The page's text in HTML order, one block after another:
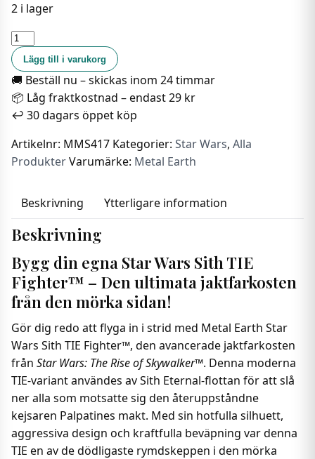
2 i lager
Metal
Earth
Star
Wars:
Sith
Tie
Fighter
-
Skywalker
Lägg till i varukorg
🚚 Beställ nu – skickas inom 24 timmar
📦 Låg fraktkostnad – endast 29 kr
↩️ 30 dagars öppet köp
Artikelnr: MMS417 Kategorier: Star Wars, Alla
ProdukterVarumärke: Metal Earth
Beskrivning Ytterligare information
Beskrivning
Bygg din egna Star Wars Sith TIE
Fighter™ – Den ultimata jaktfarkosten
från den mörka sidan!
Gör dig redo att flyga in i strid med Metal Earth Star
Wars Sith TIE Fighter™, den avancerade jaktfarkosten
från Star Wars: The Rise of Skywalker™. Denna moderna
TIE-variant användes av Sith Eternal-flottan för att slå
ner alla som motsatte sig den återuppståndne
kejsaren Palpatines makt. Med sin hotfulla silhuett,
aggressiva design och kraftfulla beväpning var denna
TIE en av de dödligaste rymdskeppen i den mörka